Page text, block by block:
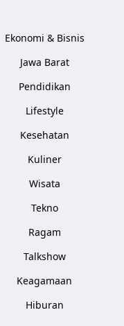
Ekonomi & Bisnis
Jawa Barat
Pendidikan
Lifestyle
Kesehatan
Kuliner
Wisata
Tekno
Ragam
Talkshow
Keagamaan
Hiburan